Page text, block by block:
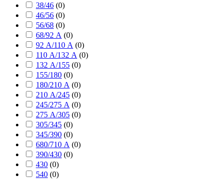
38/46 (0)
46/56 (0)
56/68 (0)
68/92 А (0)
92 А/110 А (0)
110 А/132 А (0)
132 А/155 (0)
155/180 (0)
180/210 А (0)
210 А/245 (0)
245/275 А (0)
275 А/305 (0)
305/345 (0)
345/390 (0)
680/710 А (0)
390/430 (0)
430 (0)
540 (0)